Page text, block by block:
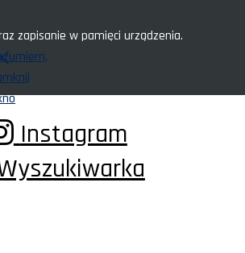
zapisanie w pamięci urządzenia.
Instagram